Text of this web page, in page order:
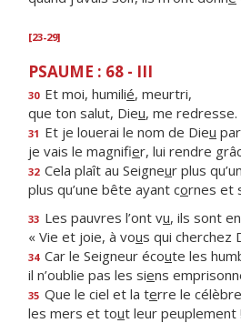
[23-29]
PSAUME : 68 - III
30 Et moi, humilié, meurtri,
que ton salut, Dieu, me redresse.
31 Et je louerai le nom de Dieu
je vais le magnifier, lui rendre
32 Cela plaît au Seigneur plus
plus qu’une bête ayant cornes et
33 Les pauvres l’ont vu, ils sont
« Vie et joie, à vous qui cherchez
34 Car le Seigneur écoute les
il n’oublie pas les siens
35 Que le ciel et la terre le
les mers et tout leur peuplement !